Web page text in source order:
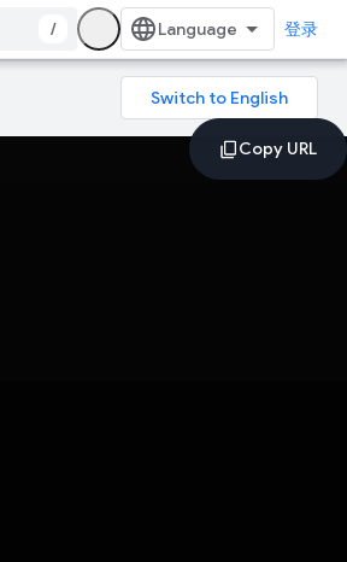
/ 登录